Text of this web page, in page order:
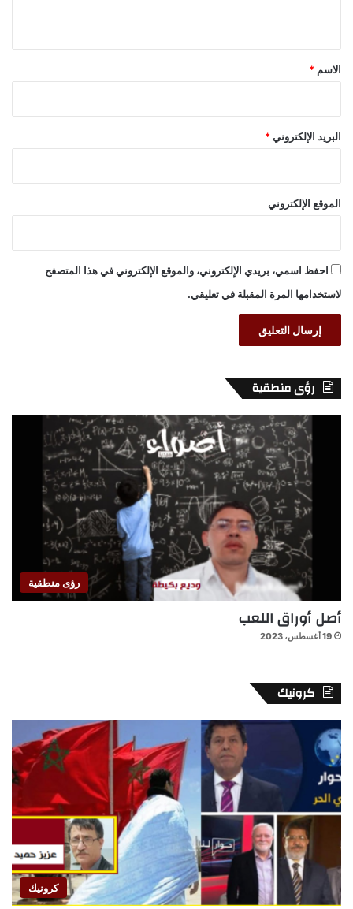
*
الاسم *
البريد الإلكتروني *
الموقع الإلكتروني
احفظ اسمي، بريدي الإلكتروني، والموقع الإلكتروني في هذا المتصفح
لاستخدامها المرة المقبلة في تعليقي.
رؤى منطقية
رؤى منطقية
أصل أوراق اللعب
19 أغسطس، 2023
كرونيك
كرونيك